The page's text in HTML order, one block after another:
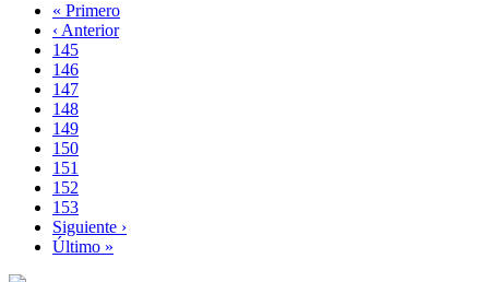
Paginación
Primera
página
« Primero
Página
anterior
‹ Anterior
Page
145
Page
146
Page
147
Page
148
Página
actual
149
Page
150
Page
151
Page
152
Page
153
Siguiente
página
Siguiente ›
Última
Último »